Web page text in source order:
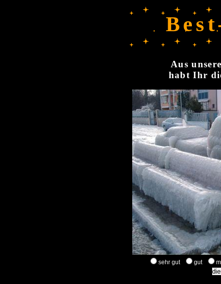
Aus
habt Ihr
sehr gut gut